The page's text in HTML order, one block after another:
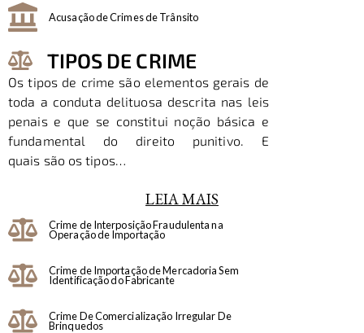
Acusação de Crimes de Trânsito
TIPOS DE CRIME
Os tipos de crime são elementos gerais de
toda a conduta delituosa descrita nas leis
penais e que se constitui noção básica e
fundamental do direito punitivo. E
quais são os tipos…
LEIA MAIS
Crime de Interposição Fraudulenta na
Operação de Importação
Crime de Importação de Mercadoria Sem
Identificação do Fabricante
Crime De Comercialização Irregular De
Brinquedos